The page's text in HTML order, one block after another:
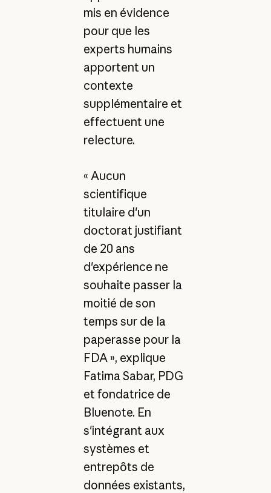
mis en évidence
pour que les
experts humains
apportent un
contexte
supplémentaire et
effectuent une
relecture.
« Aucun
scientifique
titulaire d'un
doctorat justifiant
de 20 ans
d'expérience ne
souhaite passer la
moitié de son
temps sur de la
paperasse pour la
FDA », explique
Fatima Sabar, PDG
et fondatrice de
Bluenote. En
s'intégrant aux
systèmes et
entrepôts de
données existants,